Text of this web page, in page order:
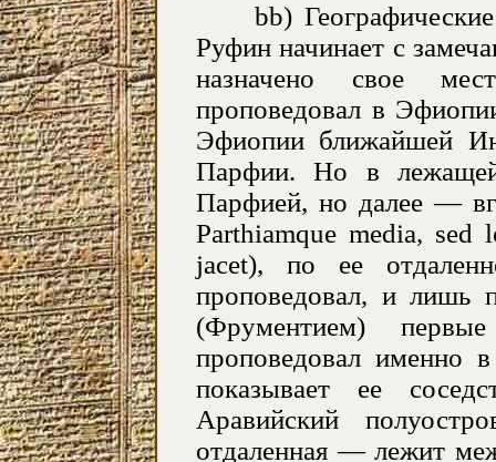
bb)
Руфин начинает с
назначено свое
проповедовал в
Эфиопии ближайшей
Парфии. Но в
Парфией, но далее —
Parthiamque media,
jacet), по ее
проповедовал, и лишь
(Фрументием)
проповедовал именно
показывает ее
Аравийский
отдаленная — лежит